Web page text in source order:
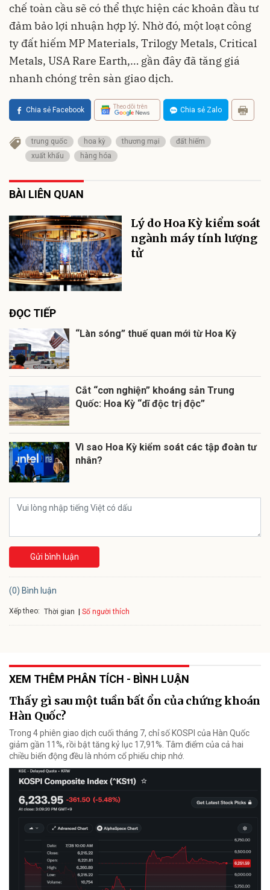
chế toàn cầu sẽ có thể thực hiện các khoản đầu tư
đảm bảo lợi nhuận hợp lý. Nhờ đó, một loạt công
ty đất hiếm MP Materials, Trilogy Metals, Critical
Metals, USA Rare Earth,… gần đây đã tăng giá
nhanh chóng trên sàn giao dịch.
Chia sẻ Facebook Theo dõi trên Chia sẻ Zalo
trung quốc hoa kỳ thương mại
đất hiếm
xuất khẩu
hàng hóa
BÀI LIÊN QUAN
Lý do Hoa Kỳ kiểm soát
ngành máy tính lượng
tử
ĐỌC TIẾP
“Làn sóng” thuế quan mới từ Hoa Kỳ
Cắt “cơn nghiện” khoáng sản Trung
Quốc: Hoa Kỳ “dĩ độc trị độc”
Vì sao Hoa Kỳ kiểm soát các tập đoàn tư
nhân?
Gửi bình luận
(0) Bình luận
Xếp theo: Thời gian Số người thích
XEM THÊM PHÂN TÍCH - BÌNH LUẬN
Thấy gì sau một tuần bất ổn của chứng khoán
Hàn Quốc?
Trong 4 phiên giao dịch cuối tháng 7, chỉ số KOSPI của Hàn Quốc
giảm gần 11%, rồi bật tăng kỷ lục 17,91%. Tâm điểm của cả hai
chiều biến động đều là nhóm cổ phiếu chip nhớ.